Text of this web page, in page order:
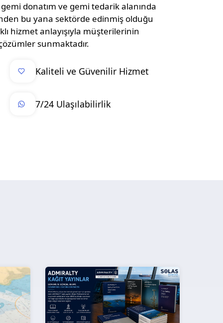
donatım ve gemi tedarik alanında
bu yana sektörde edinmiş olduğu
hizmet anlayışıyla müşterilerinin
sunmaktadır.
Kaliteli ve Güvenilir Hizmet
7/24 Ulaşılabilirlik